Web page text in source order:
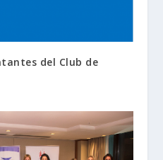
del Club de